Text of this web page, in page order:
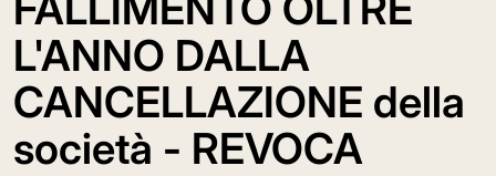
L'ANNO DALLA
CANCELLAZIONE della
società - REVOCA